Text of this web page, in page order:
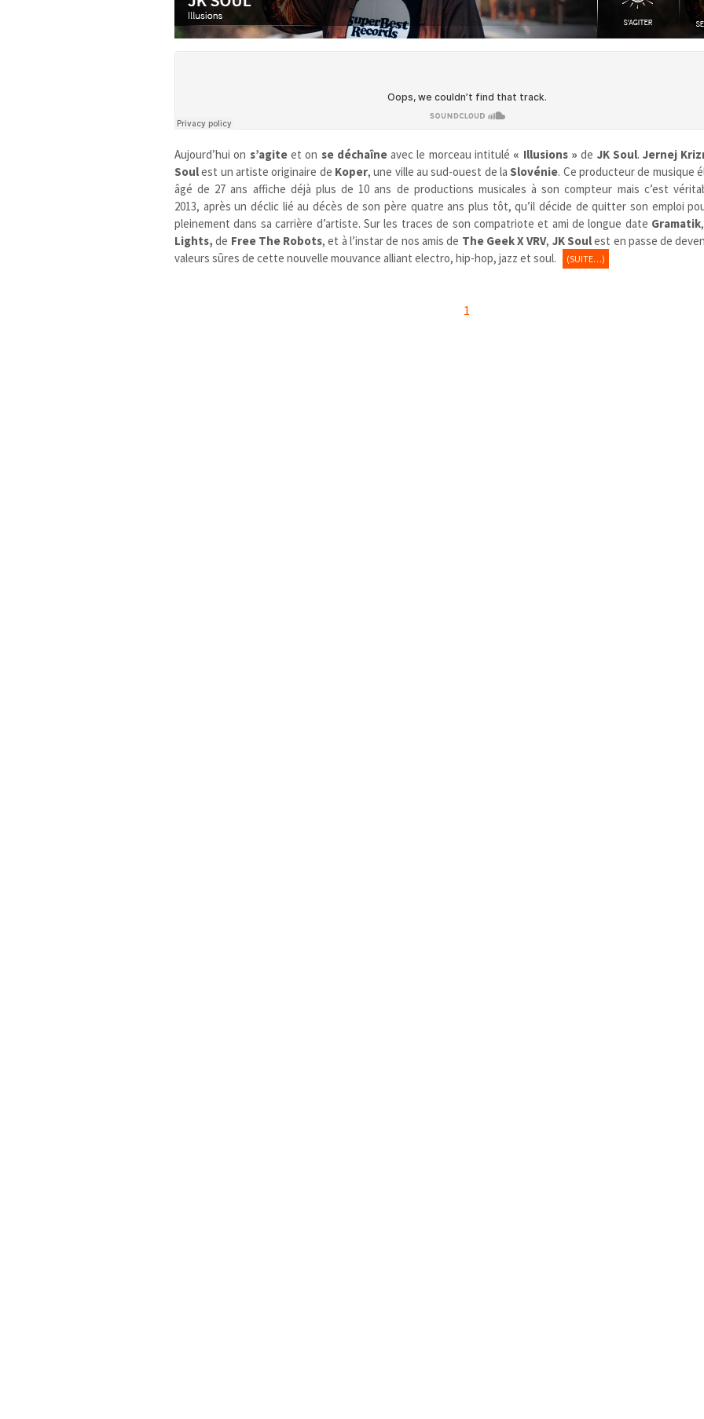
Aujourd’hui on s’agiteet on se déchaîneavec le morceau intitulé « Illusions » de JK Soul.Jernej
Soulest un artiste originaire de Koper, une ville au sud-ouest de laSlovénie. Ce producteur de musique
âgé de 27 ans affiche déjà plus de 10 ans de productions musicales à son compteur mais c’est
2013, après un déclic lié au décès de son père quatre ans plus tôt, qu’il décide de quitter son emploi
pleinement dans sa carrière d’artiste. Sur les traces de son compatriote et ami de longue date Gramatik
Lights,de Free The Robots, et à l’instar de nos amis de The Geek X VRV, JK Soulest en passe de
valeurs sûres de cette nouvelle mouvance alliant electro, hip-hop, jazz et soul.
(SUITE…)
1